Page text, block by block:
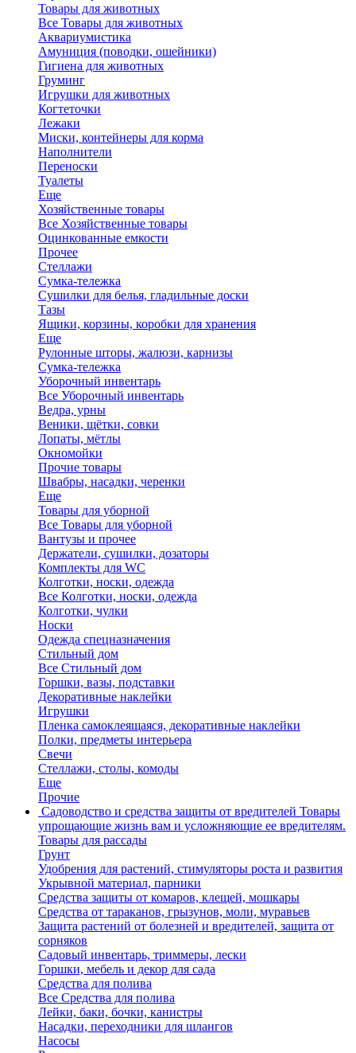
Товары для животных
Все Товары для животных
Аквариумистика
Амуниция (поводки, ошейники)
Гигиена для животных
Груминг
Игрушки для животных
Когтеточки
Лежаки
Миски, контейнеры для корма
Наполнители
Переноски
Туалеты
Еще
Хозяйственные товары
Все Хозяйственные товары
Оцинкованные емкости
Прочее
Стеллажи
Сумка-тележка
Сушилки для белья, гладильные доски
Тазы
Ящики, корзины, коробки для хранения
Еще
Рулонные шторы, жалюзи, карнизы
Сумка-тележка
Уборочный инвентарь
Все Уборочный инвентарь
Ведра, урны
Веники, щётки, совки
Лопаты, мётлы
Окномойки
Прочие товары
Швабры, насадки, черенки
Еще
Товары для уборной
Все Товары для уборной
Вантузы и прочее
Держатели, сушилки, дозаторы
Комплекты для WC
Колготки, носки, одежда
Все Колготки, носки, одежда
Колготки, чулки
Носки
Одежда спецназначения
Стильный дом
Все Стильный дом
Горшки, вазы, подставки
Декоративные наклейки
Игрушки
Пленка самоклеящаяся, декоративные наклейки
Полки, предметы интерьера
Свечи
Стеллажи, столы, комоды
Еще
Прочие
Садоводство и средства защиты от вредителей Товары
упрощающие жизнь вам и усложняющие ее вредителям.
Товары для рассады
Грунт
Удобрения для растений, стимуляторы роста и развития
Укрывной материал, парники
Средства защиты от комаров, клещей, мошкары
Средства от тараканов, грызунов, моли, муравьев
Защита растений от болезней и вредителей, защита от
сорняков
Садовый инвентарь, триммеры, лески
Горшки, мебель и декор для сада
Средства для полива
Все Средства для полива
Лейки, баки, бочки, канистры
Насадки, переходники для шлангов
Насосы